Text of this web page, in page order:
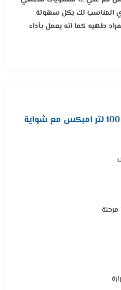
المناسب لك بكل سهولة
طهيه كما انه يعمل بأداء
مميزات فرن كهربائي 100 لتر امبكس مع شواية